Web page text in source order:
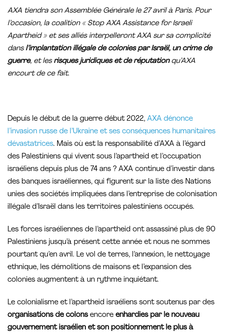
AXA tiendra son Assemblée Générale le 27 avril à Paris. Pour
l’occasion, la coalition « Stop AXA Assistance for Israeli
Apartheid » et ses alliés interpelleront AXA sur sa complicité
dans l’implantation illégale de colonies par Israël, un crime de
guerre, et les risques juridiques et de réputationqu’AXA
encourt de ce fait.
Depuis le début de la guerre début 2022, AXA dénonce
l’invasion russe de l’Ukraine et ses conséquences humanitaires
dévastatrices. Mais où est la responsabilité d’AXA à l’égard
des Palestiniens qui vivent sous l’apartheid et l’occupation
israéliens depuis plus de 74 ans ? AXA continue d’investir dans
des banques israéliennes, qui figurent sur la liste des Nations
unies des sociétés impliquées dans l’entreprise de colonisation
illégale d’Israël dans les territoires palestiniens occupés.
Les forces israéliennes de l’apartheid ont assassiné plus de 90
Palestiniens jusqu’à présent cette année et nous ne sommes
pourtant qu’en avril. Le vol de terres, l’annexion, le nettoyage
ethnique, les démolitions de maisons et l’expansion des
colonies augmentent à un rythme inquiétant.
Le colonialisme et l’apartheid israéliens sont soutenus par des
organisations de colonsencore enhardies par le nouveau
gouvernement israélien et son positionnement le plus à